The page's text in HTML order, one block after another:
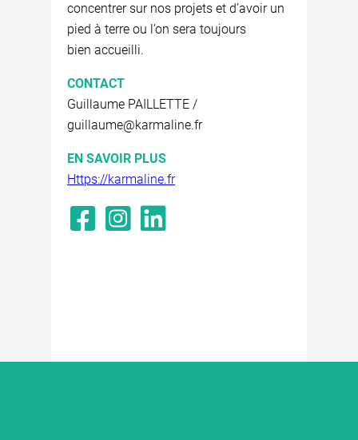
concentrer sur nos projets et d’avoir un
pied à terre ou l’on sera toujours
bien accueilli.
CONTACT
Guillaume PAILLETTE /
guillaume@karmaline.fr
EN SAVOIR PLUS
Https://karmaline.fr